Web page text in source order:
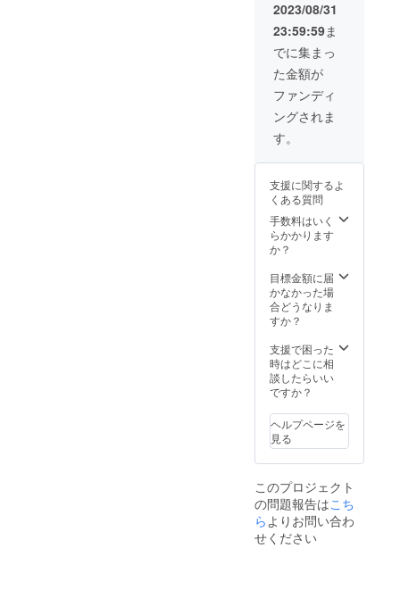
量(30
粒〜60
粒)など
・追加
の土壌
改良剤
・メー
カー：
武田農
を行
程等の
調整を
行いま
す。 ・
宮崎県
串間市
までの
自負担
となっ
ており
ます。
品に表
記され
ます。
い、(土
地柄・
気候等
の関係
で作れ
ない野
菜もあ
りま
す。）
畑で野
てま
す。野
菜の成
長の様
子は定
オー
ナー様
へお伝
えする
親子で
野菜の
成長を
楽しむ
できま
す！ あ
なたの
畑で採
菜はも
ちろん
すべて
お届け
いたし
2023/08/31
23:59:59ま
でに集まっ
た金額が
ファンディ
ングされま
す。
支援に関するよ
くある質問
手数料はいく
らかかります
か？
目標金額に届
かなかった場
合どうなりま
すか？
支援で困った
時はどこに相
談したらいい
ですか？
ヘルプページを
見る
このプロジェクト
の問題報告はこち
ら よりお問い合わ
せください